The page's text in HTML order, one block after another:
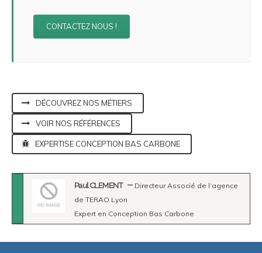
CONTACTEZ NOUS !
DÉCOUVREZ NOS MÉTIERS
VOIR NOS RÉFÉRENCES
EXPERTISE CONCEPTION BAS CARBONE
Paul CLEMENT
Directeur Associé de l’agence
de TERAO Lyon
Expert en Conception Bas Carbone